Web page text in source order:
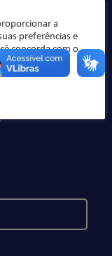
a
preferências e
concorda com o